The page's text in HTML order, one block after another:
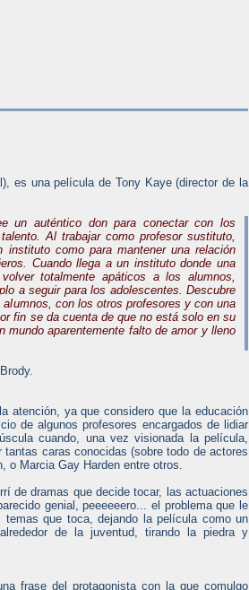
es una película de Tony Kaye (director de la
un auténtico don para conectar con los
Al trabajar como profesor sustituto,
instituto como para mantener una relación
Cuando llega a un instituto donde una
totalmente apáticos a los alumnos,
a seguir para los adolescentes. Descubre
con los otros profesores y con una
fin se da cuenta de que no está solo en su
mundo aparentemente falto de amor y lleno
atención, ya que considero que la educación
de algunos profesores encargados de lidiar
cuando, una vez visionada la película,
caras conocidas (sobre todo de actores
o Marcia Gay Harden entre otros.
de dramas que decide tocar, las actuaciones
genial, peeeeeero... el problema que le
que toca, dejando la película como un
de la juventud, tirando la piedra y
frase del protagonista con la que comulgo